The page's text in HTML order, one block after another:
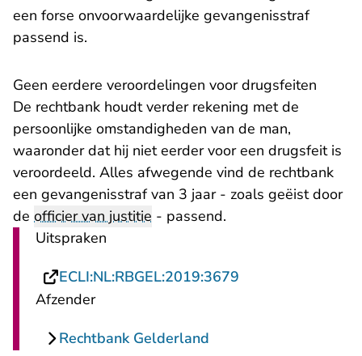
een forse onvoorwaardelijke gevangenisstraf
passend is.
Geen eerdere veroordelingen voor drugsfeiten
De rechtbank houdt verder rekening met de
persoonlijke omstandigheden van de man,
waaronder dat hij niet eerder voor een drugsfeit is
veroordeeld. Alles afwegende vind de rechtbank
een gevangenisstraf van 3 jaar - zoals geëist door
de officier van justitie - passend.
Uitspraken
ECLI:NL:RBGEL:2019:3679
Afzender
Rechtbank Gelderland